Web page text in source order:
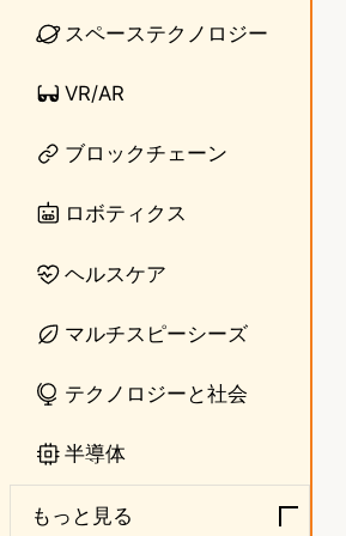
スペーステクノロジー
VR/AR
ブロックチェーン
ロボティクス
ヘルスケア
マルチスピーシーズ
テクノロジーと社会
半導体
もっと見る